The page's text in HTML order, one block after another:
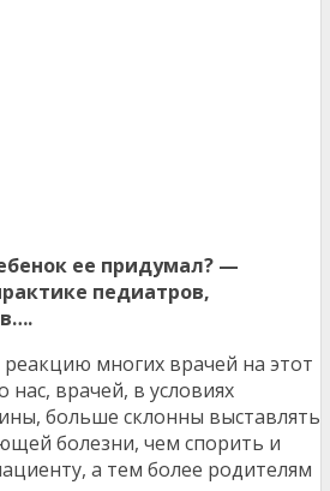
ее придумал? —
педиатров,
многих врачей на этот
врачей, в условиях
больше склонны выставлять
болезни, чем спорить и
а тем более родителям